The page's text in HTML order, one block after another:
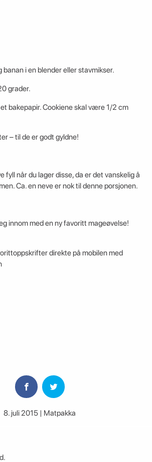
banan i en blender eller stavmikser.
grader.
bakepapir. Cookiene skal være 1/2 cm
– til de er godt gyldne!
fyll når du lager disse, da er det vanskelig å
Ca. en neve er nok til denne porsjonen.
innom med en ny favoritt mageøvelse!
direkte på mobilen med
8. juli 2015 | Matpakka